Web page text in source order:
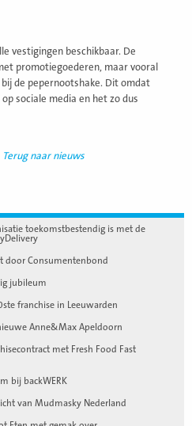
vestigingen beschikbaar. De
promotiegoederen, maar vooral
de pepernootshake. Dit omdat
sociale media en het zo dus
Terug naar nieuws
toekomstbestendig is met de
door Consumentenbond
jubileum
franchise in Leeuwarden
Anne&Max Apeldoorn
met Fresh Food Fast
bij backWERK
van Mudmasky Nederland